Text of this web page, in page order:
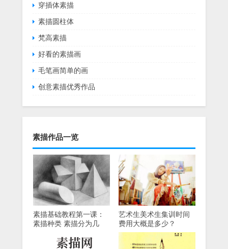
穿插体素描
素描圆柱体
梵高素描
好看的素描画
毛笔画简单的画
创意素描优秀作品
素描作品一览
素描基础教程第一课：
素描种类 素描分为几
艺术生美术生集训时间
费用大概是多少？